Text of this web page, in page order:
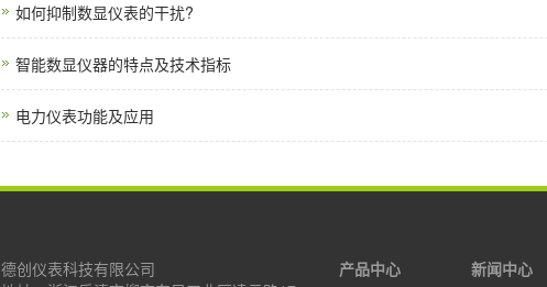
如何抑制数显仪表的干扰?
智能数显仪器的特点及技术指标
电力仪表功能及应用
德创仪表科技有限公司
产品中心 新闻中心